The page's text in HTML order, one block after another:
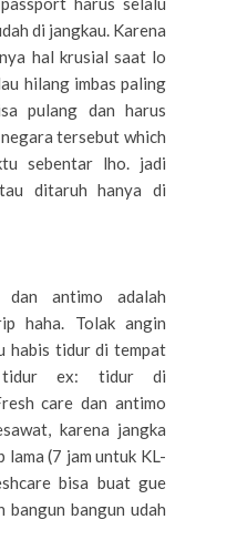
di jangkau. Karena
hal krusial saat lo
hilang imbas paling
pulang dan harus
tersebut which
sebentar lho. jadi
ditaruh hanya di
dan antimo adalah
haha. Tolak angin
habis tidur di tempat
tidur ex: tidur di
care dan antimo
karena jangka
(7 jam untuk KL-
bisa buat gue
bangun udah